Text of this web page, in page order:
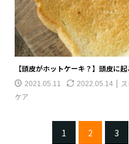
【頭皮がホットケーキ？】頭皮に
2021.05.11 2022.05.14
ケア
1 2 3